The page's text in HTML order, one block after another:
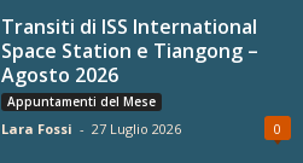
Transiti di ISS International
Space Station e Tiangong –
Agosto 2026
Appuntamenti del Mese
Lara Fossi - 27 Luglio 2026 0